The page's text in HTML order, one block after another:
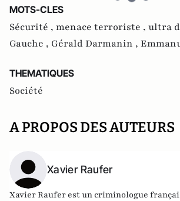
MOTS-CLES
Sécurité , menace terroriste , ultra
Gauche , Gérald Darmanin ,
THEMATIQUES
Société
A PROPOS DES AUTEURS
Xavier Raufer
Xavier Raufer est un criminologue